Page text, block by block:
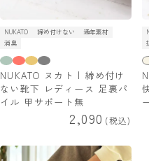
NUKATO 締め付けない
通年素材
消臭
NUKATO ヌカト | 締め付け
ない靴下 レディース 足裏パ
イル 甲サポート無
2,090 税込